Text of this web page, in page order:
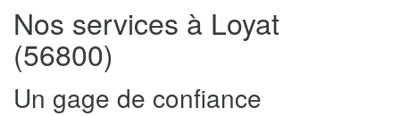
Nos services à Loyat
(56800)
Un gage de confiance